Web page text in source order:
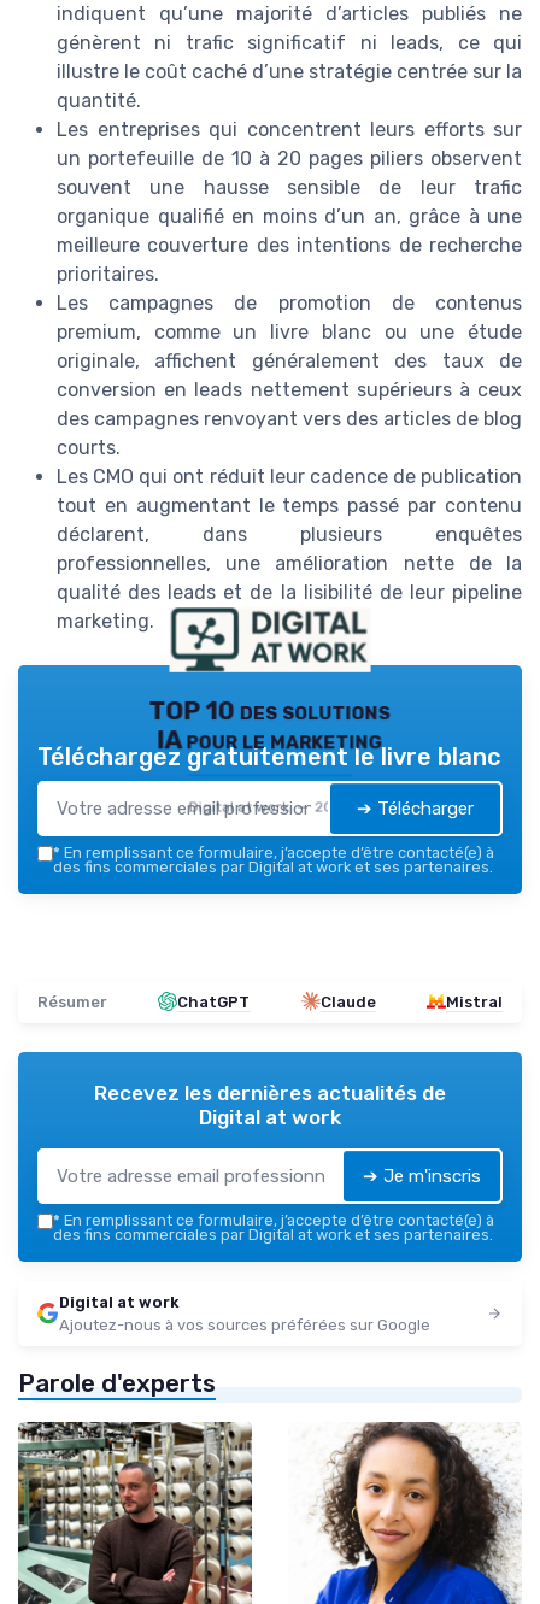
indiquent qu’une majorité d’articles publiés ne
génèrent ni trafic significatif ni leads, ce qui
illustre le coût caché d’une stratégie centrée sur la
quantité.
Les entreprises qui concentrent leurs efforts sur
un portefeuille de 10 à 20 pages piliers observent
souvent une hausse sensible de leur trafic
organique qualifié en moins d’un an, grâce à une
meilleure couverture des intentions de recherche
prioritaires.
Les campagnes de promotion de contenus
premium, comme un livre blanc ou une étude
originale, affichent généralement des taux de
conversion en leads nettement supérieurs à ceux
des campagnes renvoyant vers des articles de blog
courts.
Les CMO qui ont réduit leur cadence de publication
tout en augmentant le temps passé par contenu
déclarent, dans plusieurs enquêtes
professionnelles, une amélioration nette de la
qualité des leads et de la lisibilité de leur pipeline
marketing.
TOP 10 des solutions
IA pour le marketing
Digital at work — 2026
Téléchargez gratuitement le livre blanc
➔ Télécharger
* En remplissant ce formulaire, j’accepte d’être contacté(e) à
des fins commerciales par Digital at work et ses partenaires.
Résumer ChatGPT Claude Mistral
Recevez les dernières actualités de
Digital at work
➔ Je m'inscris
* En remplissant ce formulaire, j’accepte d’être contacté(e) à
des fins commerciales par Digital at work et ses partenaires.
Digital at work
Ajoutez-nous à vos sources préférées sur Google
Parole d'experts